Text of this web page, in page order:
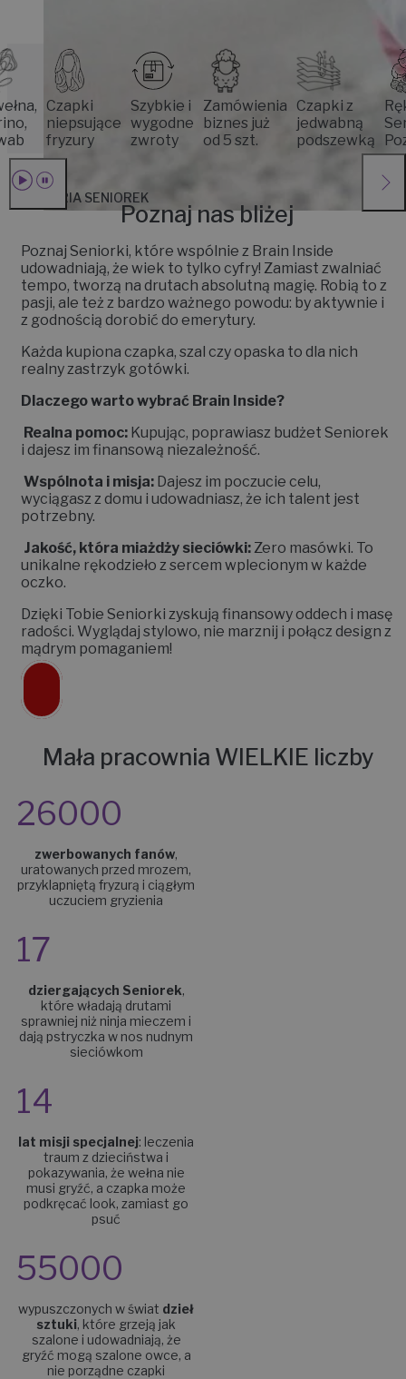
Czapki
niepsujące
fryzury
Szybkie i
wygodne
zwroty
Zamówienia
biznes już
od 5 szt.
Czapki z
jedwabną
podszewką
Seniorek
Poznania
HISTORIA SENIOREK
Poznaj nas bliżej
Poznaj Seniorki, które wspólnie z Brain Inside
udowadniają, że wiek to tylko cyfry! Zamiast zwalniać
tempo, tworzą na drutach absolutną magię. Robią to z
pasji, ale też z bardzo ważnego powodu: by aktywnie i
z godnością dorobić do emerytury.
Każda kupiona czapka, szal czy opaska to dla nich
realny zastrzyk gotówki.
Dlaczego warto wybrać Brain Inside?
Realna pomoc: Kupując, poprawiasz budżet Seniorek
i dajesz im finansową niezależność.
Wspólnota i misja: Dajesz im poczucie celu,
wyciągasz z domu i udowadniasz, że ich talent jest
potrzebny.
Jakość, która miażdży sieciówki: Zero masówki. To
unikalne rękodzieło z sercem wplecionym w każde
oczko.
Dzięki Tobie Seniorki zyskują finansowy oddech i masę
radości. Wyglądaj stylowo, nie marznij i połącz design z
mądrym pomaganiem!
Mała pracownia WIELKIE liczby
26000
zwerbowanych fanów,
uratowanych przed mrozem,
przyklapniętą fryzurą i ciągłym
uczuciem gryzienia
17
dziergających Seniorek,
które władają drutami
sprawniej niż ninja mieczem i
dają pstryczka w nos nudnym
sieciówkom
14
lat misji specjalnej: leczenia
traum z dzieciństwa i
pokazywania, że wełna nie
musi gryźć, a czapka może
podkręcać look, zamiast go
psuć
55000
wypuszczonych w świat dzieł
sztuki, które grzeją jak
szalone i udowadniają, że
gryźć mogą szalone owce, a
nie porządne czapki